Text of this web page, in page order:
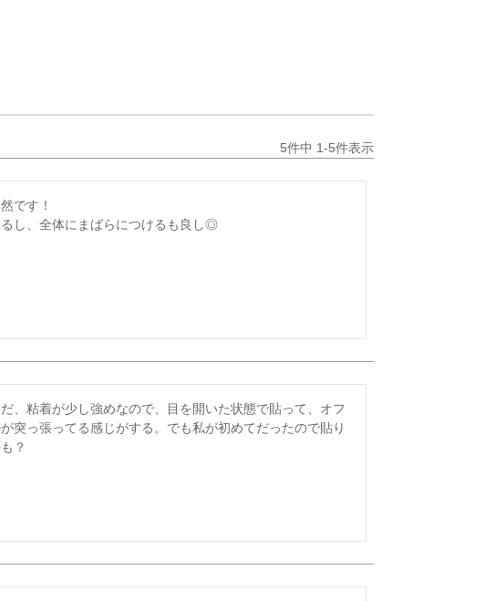
5件中 1-5件表示
です！
し、全体にまばらにつけるも良し◎
、粘着が少し強めなので、目を開いた状態で貼って、オフ
突っ張ってる感じがする。でも私が初めてだったので貼り
？